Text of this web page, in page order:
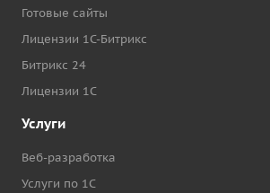
Готовые сайты
Лицензии 1С-Битрикс
Битрикс 24
Лицензии 1С
Услуги
Веб-разработка
Услуги по 1С